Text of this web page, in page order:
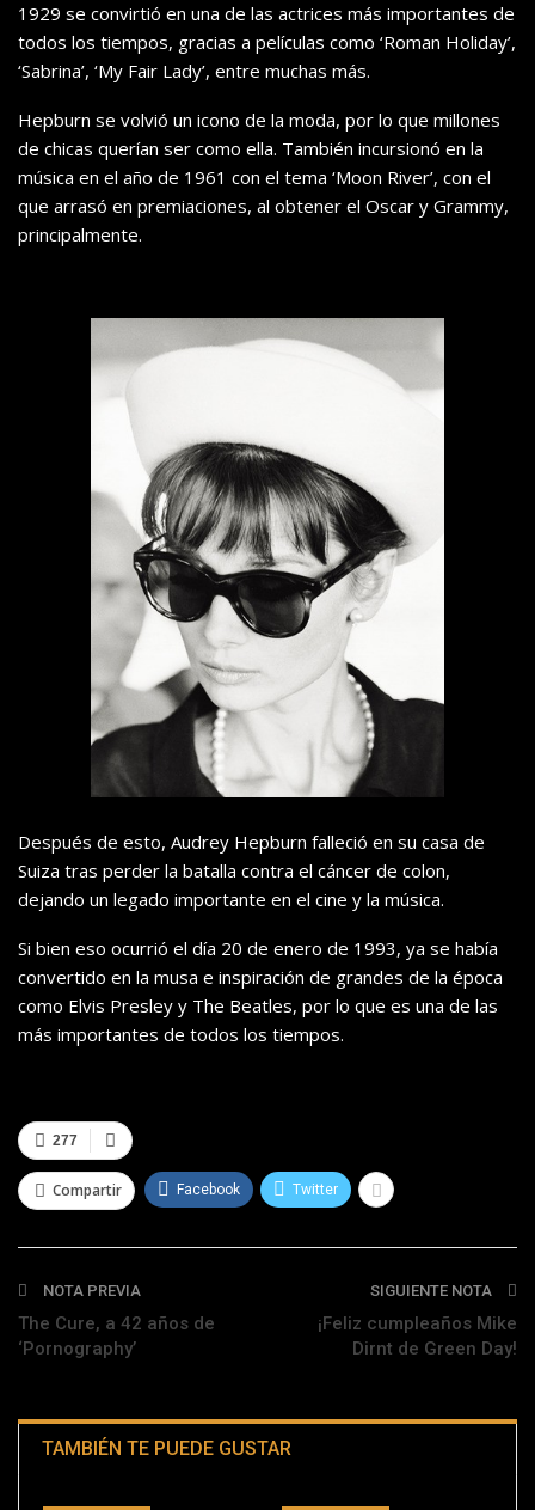
1929 se convirtió en una de las actrices más importantes de
todos los tiempos, gracias a películas como ‘Roman Holiday’,
‘Sabrina’, ‘My Fair Lady’, entre muchas más.
Hepburn se volvió un icono de la moda, por lo que millones
de chicas querían ser como ella. También incursionó en la
música en el año de 1961 con el tema ‘Moon River’, con el
que arrasó en premiaciones, al obtener el Oscar y Grammy,
principalmente.
Después de esto, Audrey Hepburn falleció en su casa de
Suiza tras perder la batalla contra el cáncer de colon,
dejando un legado importante en el cine y la música.
Si bien eso ocurrió el día 20 de enero de 1993, ya se había
convertido en la musa e inspiración de grandes de la época
como Elvis Presley y The Beatles, por lo que es una de las
más importantes de todos los tiempos.
277
Compartir Facebook Twitter
NOTA PREVIA
The Cure, a 42 años de
‘Pornography’
SIGUIENTE NOTA
¡Feliz cumpleaños Mike
Dirnt de Green Day!
TAMBIÉN TE PUEDE GUSTAR